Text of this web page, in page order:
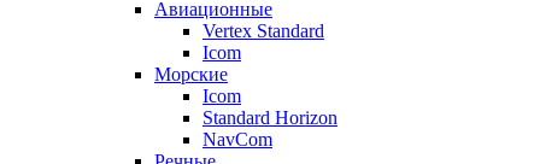
Авиационные
Vertex Standard
Icom
Морские
Icom
Standard Horizon
NavCom